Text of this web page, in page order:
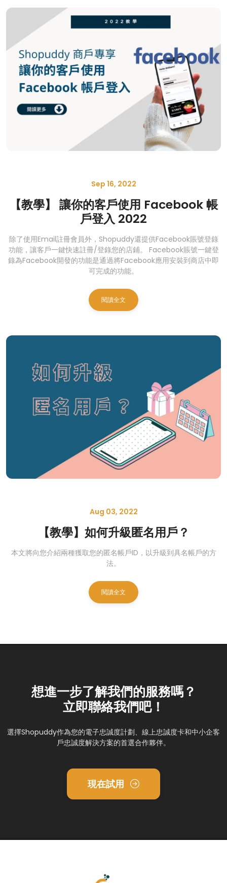
Sep 16, 2022
【教學】 讓你的客戶使用 Facebook 帳
戶登入 2022
除了使用Email註冊會員外，Shopuddy還提供Facebook賬號登錄
功能，讓客戶一鍵快速註冊/登錄您的店鋪。 Facebook賬號一鍵登
錄為Facebook開發的功能是通過將Facebook應用安裝到商店中即
可完成的功能。
閱讀全文
Aug 03, 2022
【教學】如何升級匿名用戶？
本文將向您介紹兩種獲取您的匿名帳戶ID，以升級到具名帳戶的方
法。
閱讀全文
想進一步了解我們的服務嗎？
立即聯絡我們吧！
選擇Shopuddy作為您的電子忠誠度計劃、線上忠誠度卡和中小企客
戶忠誠度解決方案的首選合作夥伴。
現在試用